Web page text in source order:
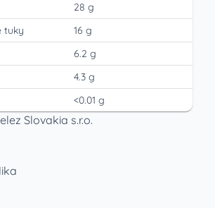
28 g
tuky
16 g
6.2 g
4.3 g
<0.01 g
Slovakia s.r.o.